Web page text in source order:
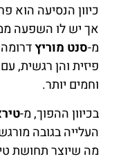
כיוון הנסיעה הוא
אך יש לו השפעה
מ-סנט מוריץ
פיזית והן רגשית,
וחמים יותר.
בכיוון ההפוך, מ-
העלייה בגובה
מה שיוצר תחושת